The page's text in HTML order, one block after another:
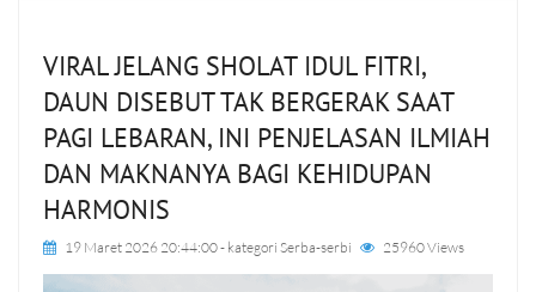
VIRAL JELANG SHOLAT IDUL FITRI,
DAUN DISEBUT TAK BERGERAK SAAT
PAGI LEBARAN, INI PENJELASAN ILMIAH
DAN MAKNANYA BAGI KEHIDUPAN
HARMONIS
19 Maret 2026 20:44:00- kategori Serba-serbi 25960 Views